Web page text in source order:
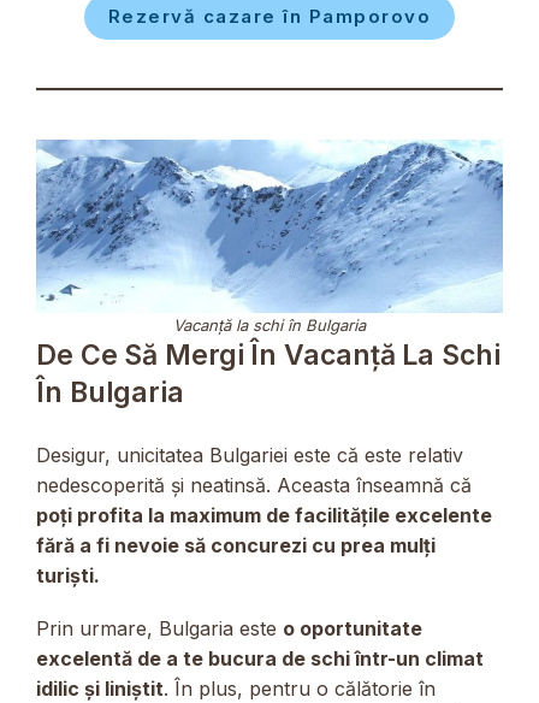
Rezervă cazare în Pamporovo
Vacanță la schi în Bulgaria
De Ce Să Mergi În Vacanță La Schi
În Bulgaria
Desigur, unicitatea Bulgariei este că este relativ
nedescoperită și neatinsă. Aceasta înseamnă că
poți profita la maximum de facilitățile excelente
fără a fi nevoie să concurezi cu prea mulți
turiști.
Prin urmare, Bulgaria este o oportunitate
excelentă de a te bucura de schi într-un climat
idilic și liniștit. În plus, pentru o călătorie în